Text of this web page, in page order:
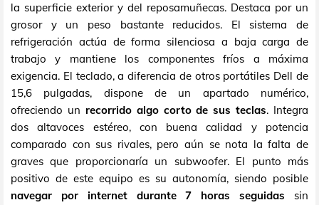
la superficie exterior y del reposamuñecas. Destaca por un
grosor y un peso bastante reducidos. El sistema de
refrigeración actúa de forma silenciosa a baja carga de
trabajo y mantiene los componentes fríos a máxima
exigencia. El teclado, a diferencia de otros portátiles Dell de
15,6 pulgadas, dispone de un apartado numérico,
ofreciendo un recorrido algo corto de sus teclas. Integra
dos altavoces estéreo, con buena calidad y potencia
comparado con sus rivales, pero aún se nota la falta de
graves que proporcionaría un subwoofer. El punto más
positivo de este equipo es su autonomía, siendo posible
navegar por internet durante 7 horas seguidas sin